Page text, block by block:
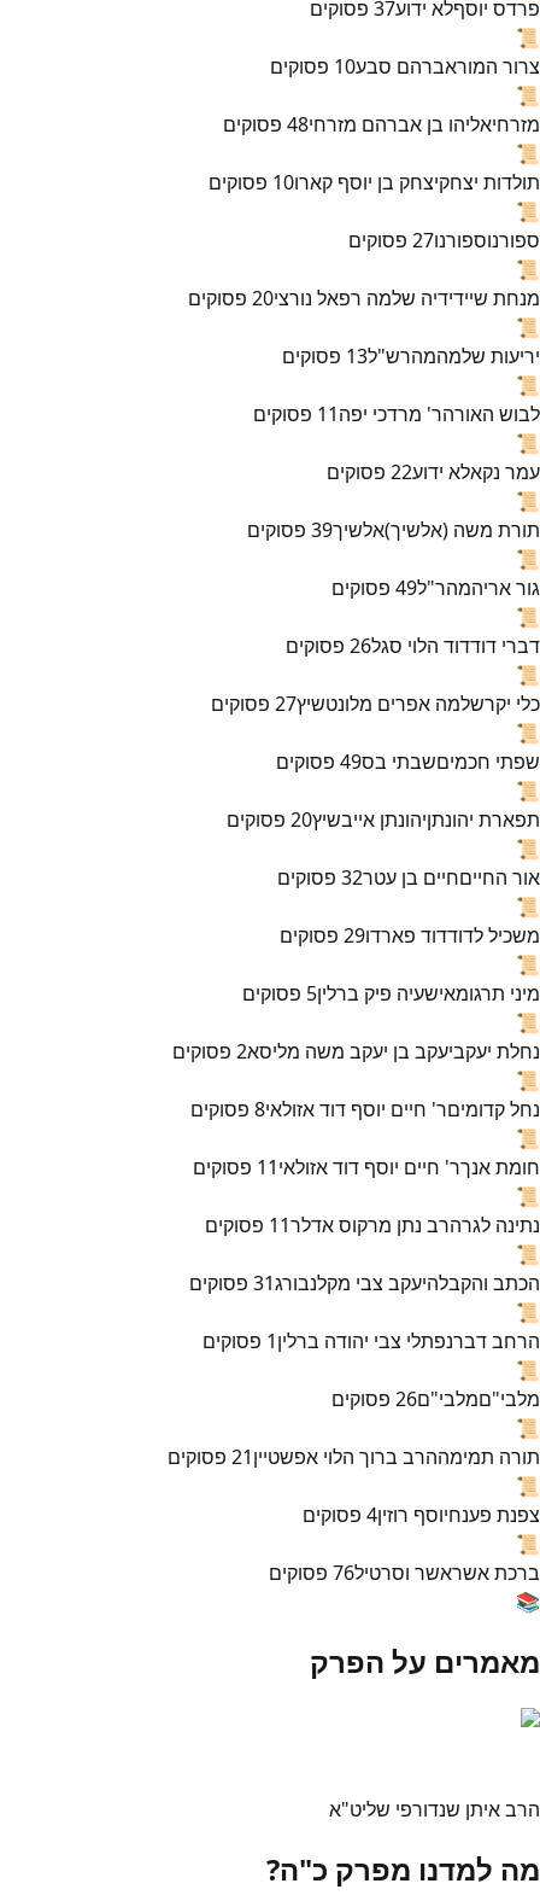
פרדס יוסףלא ידוע37 פסוקים
📜
צרור המוראברהם סבע10 פסוקים
📜
מזרחיאליהו בן אברהם מזרחי48 פסוקים
📜
תולדות יצחקיצחק בן יוסף קארו10 פסוקים
📜
ספורנוספורנו27 פסוקים
📜
מנחת שיידידיה שלמה רפאל נורצי20 פסוקים
📜
יריעות שלמהמהרש"ל13 פסוקים
📜
לבוש האורהר' מרדכי יפה11 פסוקים
📜
עמר נקאלא ידוע22 פסוקים
📜
תורת משה (אלשיך)אלשיך39 פסוקים
📜
גור אריהמהר"ל49 פסוקים
📜
דברי דודדוד הלוי סגל26 פסוקים
📜
כלי יקרשלמה אפרים מלונטשיץ27 פסוקים
📜
שפתי חכמיםשבתי בס49 פסוקים
📜
תפארת יהונתןיהונתן אייבשיץ20 פסוקים
📜
אור החייםחיים בן עטר32 פסוקים
📜
משכיל לדודדוד פארדו29 פסוקים
📜
מיני תרגומאישעיה פיק ברלין5 פסוקים
📜
נחלת יעקביעקב בן יעקב משה מליסא2 פסוקים
📜
נחל קדומיםר' חיים יוסף דוד אזולאי8 פסוקים
📜
חומת אנךר' חיים יוסף דוד אזולאי11 פסוקים
📜
נתינה לגרהרב נתן מרקוס אדלר11 פסוקים
📜
הכתב והקבלהיעקב צבי מקלנבורג31 פסוקים
📜
הרחב דברנפתלי צבי יהודה ברלין1 פסוקים
📜
מלבי"םמלבי"ם26 פסוקים
📜
תורה תמימההרב ברוך הלוי אפשטיין21 פסוקים
📜
צפנת פענחיוסף רוזין4 פסוקים
📜
ברכת אשראשר וסרטיל76 פסוקים
📚
מאמרים על הפרק
הרב איתן שנדורפי שליט"א
מה למדנו מפרק כ"ה?